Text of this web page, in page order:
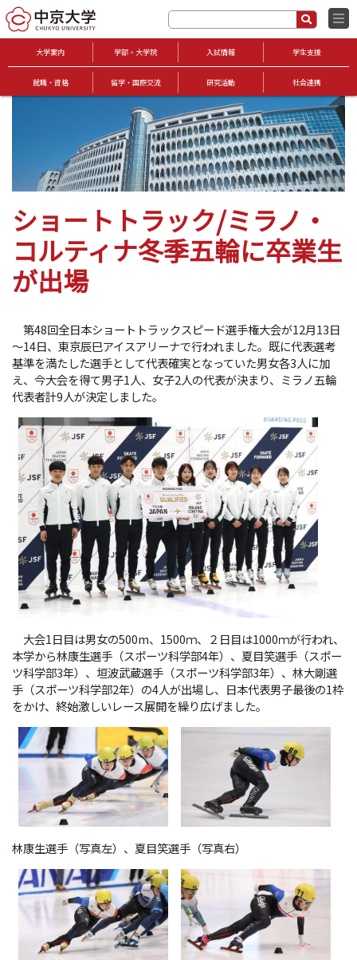
大学案内 学部・大学院 入試情報 学生支援
就職・資格 留学・国際交流 研究活動 社会連携
ショートトラック/ミラノ・
コルティナ冬季五輪に卒業生
が出場
第48回全日本ショートトラックスピード選手権大会が12月13日
～14日、東京辰巳アイスアリーナで行われました。既に代表選考
基準を満たした選手として代表確実となっていた男女各3人に加
え、今大会を得て男子1人、女子2人の代表が決まり、ミラノ五輪
代表者計9人が決定しました。
大会1日目は男女の500m、1500ｍ、２日目は1000ｍが行われ、
本学から林康生選手（スポーツ科学部4年）、夏目笑選手（スポー
ツ科学部3年）、垣波武蔵選手（スポーツ科学部3年）、林大剛選
手（スポーツ科学部2年）の4人が出場し、日本代表男子最後の1枠
をかけ、終始激しいレース展開を繰り広げました。
林康生選手（写真左）、夏目笑選手（写真右）